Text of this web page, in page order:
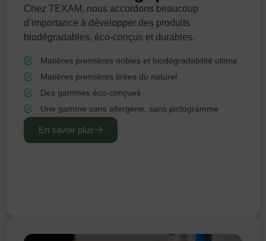
Chez TEXAM, nous accordons beaucoup
d’importance à développer des produits
biodégradables, éco-conçus et durables.
Matières premières nobles et biodégradabilité ultime
Matières premières tirées du naturel
Des gammes éco-conçues
Une gamme sans allergène, sans pictogramme
En savoir plus